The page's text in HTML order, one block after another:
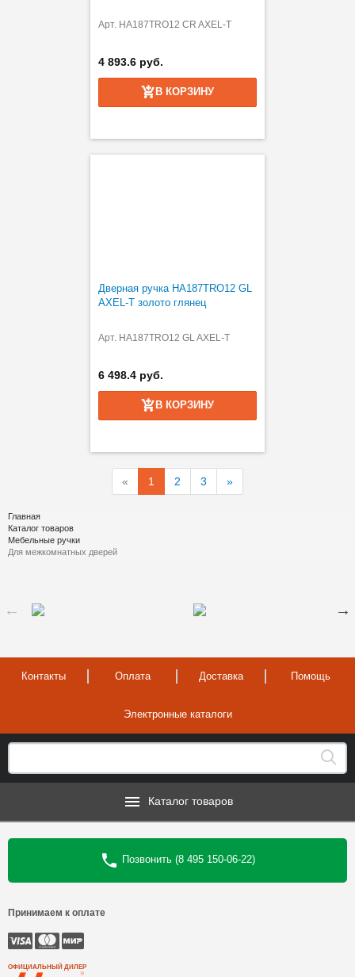
Арт. HA187TRO12 CR AXEL-T
4 893.6 руб.
В КОРЗИНУ
Дверная ручка HA187TRO12 GL
AXEL-T золото глянец
Арт. HA187TRO12 GL AXEL-T
6 498.4 руб.
В КОРЗИНУ
« 1 2 3 »
Главная
Каталог товаров
Мебельные ручки
Для межкомнатных дверей
Контакты Оплата Доставка Помощь
Электронные каталоги
Каталог товаров
Позвонить (8 495 150-06-22)
Принимаем к оплате
ОФИЦИАЛЬНЫЙ ДИЛЕР